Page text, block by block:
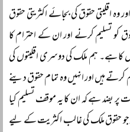
وہ اقلیتی حقوق کی بجائے اکثریتی حقوق
کو تسلیم کرنے اور ان کے احترام کا
کا ہے۔ ہم ملک کی دوسری اقلیتوں کی
کرتے ہیں اور انہیں وہ تمام حقوق دینے
پر بضد ہے کہ ان کا یہ موقف تسلیم کیا
حقوق ملک کی غالب اکثریت کے لیے